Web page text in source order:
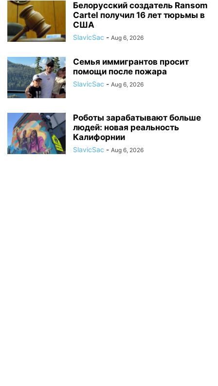
Белорусский создатель Ransom
Cartel получил 16 лет тюрьмы в
США
SlavicSac - Aug 6, 2026
Семья иммигрантов просит
помощи после пожара
SlavicSac - Aug 6, 2026
Роботы зарабатывают больше
людей: новая реальность
Калифорнии
SlavicSac - Aug 6, 2026